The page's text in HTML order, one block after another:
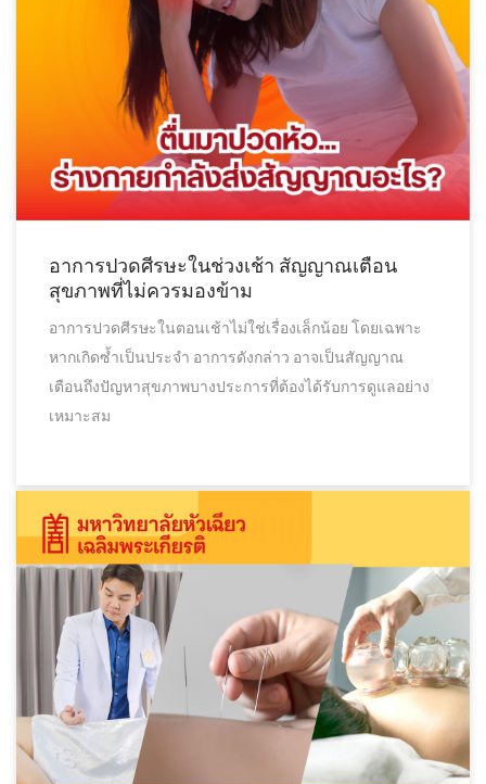
อาการปวดศีรษะในช่วงเช้า สัญญาณเตือน
สุขภาพที่ไม่ควรมองข้าม
อาการปวดศีรษะในตอนเช้าไม่ใช่เรื่องเล็กน้อย โดยเฉพาะ
หากเกิดซ้ำเป็นประจำ อาการดังกล่าว อาจเป็นสัญญาณ
เตือนถึงปัญหาสุขภาพบางประการที่ต้องได้รับการดูแลอย่าง
เหมาะสม